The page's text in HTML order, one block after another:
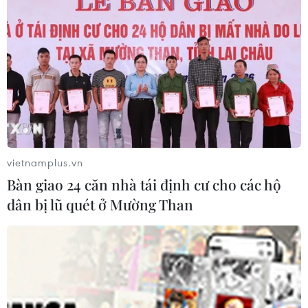
Xem thêm
CƠ QUAN CHỦ QUẢN: THÔNG TẤN XÃ VIỆT NAM
Tổng Biên tập: TRẦN TIẾN DUẨN
Phó Tổng Biên tập: NGUYỄN THỊ TÁM, KHÚC THANH
THỦY
Quy định sử dụng
Hỗ trợ
TTXVN
Dịch vụ tin
Quảng cáo
vietnamplus.vn
Bàn giao 24 căn nhà tái định cư cho các hộ
dân bị lũ quét ở Mường Than